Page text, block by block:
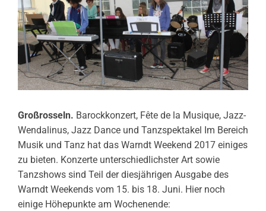
Großrosseln. Barockkonzert, Fête de la Musique, Jazz-
Wendalinus, Jazz Dance und Tanzspektakel
Im Bereich
Musik und Tanz hat das Warndt Weekend 2017 einiges
zu bieten. Konzerte unterschiedlichster Art sowie
Tanzshows sind Teil der diesjährigen Ausgabe des
Warndt Weekends vom 15. bis 18. Juni. Hier noch
einige Höhepunkte am Wochenende: